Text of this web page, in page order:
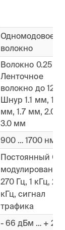
Одномодовое
волокно
Волокно 0.25
Ленточное
волокно до 12
Шнур 1.1 мм, 1.5
мм, 1.7 мм, 2.0
3.0 мм
900 … 1700 нм
Постоянный
270 Гц, 1 кГц, 2
кГц, сигнал
трафика
- 66 дБм … + 20